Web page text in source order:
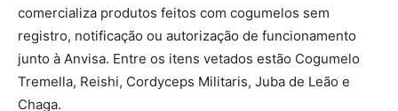
comercializa produtos feitos com cogumelos sem
registro, notificação ou autorização de funcionamento
junto à Anvisa. Entre os itens vetados estão Cogumelo
Tremella, Reishi, Cordyceps Militaris, Juba de Leão e
Chaga.